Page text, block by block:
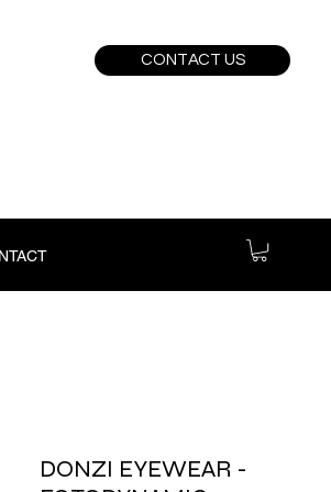
CONTACT US
DONZI EYEWEAR -